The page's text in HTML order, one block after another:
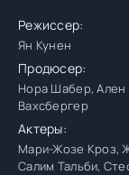
Режиссер:
Ян Кунен
Продюсер:
Нора Шабер,
Вахсбергер
Актеры:
Мари-Жозе Кроз,
Салим Тальби,